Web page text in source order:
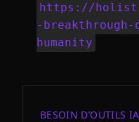
https://
-
humanity
BESOIN D’OUTILS